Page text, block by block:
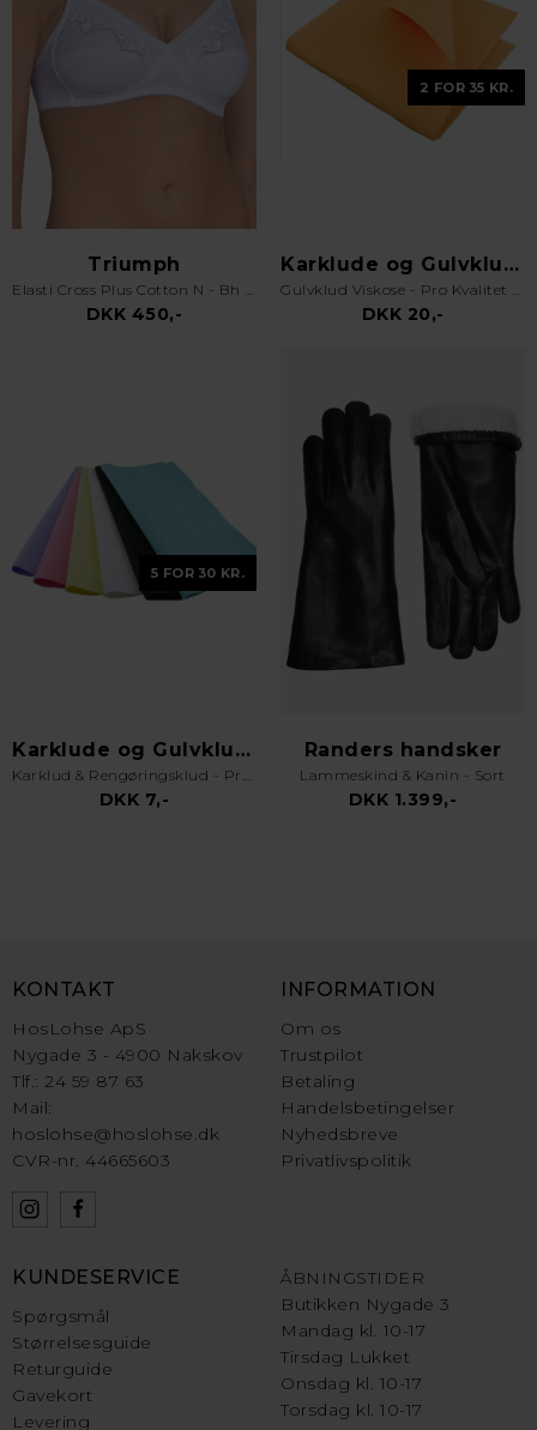
Triumph
Elasti Cross Plus Cotton N - Bh uden bøjle - Hvid
DKK 450,-
2 FOR 35 KR.
Karklude og Gulvklude
Gulvklud Viskose - Pro Kvalitet - Orange
DKK 20,-
5 FOR 30 KR.
Karklude og Gulvklude
Karklud & Rengøringsklud - Pro Kvalitet - Valgfri Farve
DKK 7,-
Randers handsker
Lammeskind & Kanin - Sort
DKK 1.399,-
KONTAKT
HosLohse ApS
Nygade 3 - 4900 Nakskov
Tlf.: 24 59 87 63
Mail:
hoslohse@hoslohse.dk
CVR-nr. 44665603
INFORMATION
Om os
Trustpilot
Betaling
Handelsbetingelser
Nyhedsbreve
Privatlivspolitik
KUNDESERVICE
Spørgsmål
Størrelsesguide
Returguide
Gavekort
Levering
ÅBNINGSTIDER
Butikken Nygade 3
Mandag kl. 10-17
Tirsdag Lukket
Onsdag kl. 10-17
Torsdag kl. 10-17